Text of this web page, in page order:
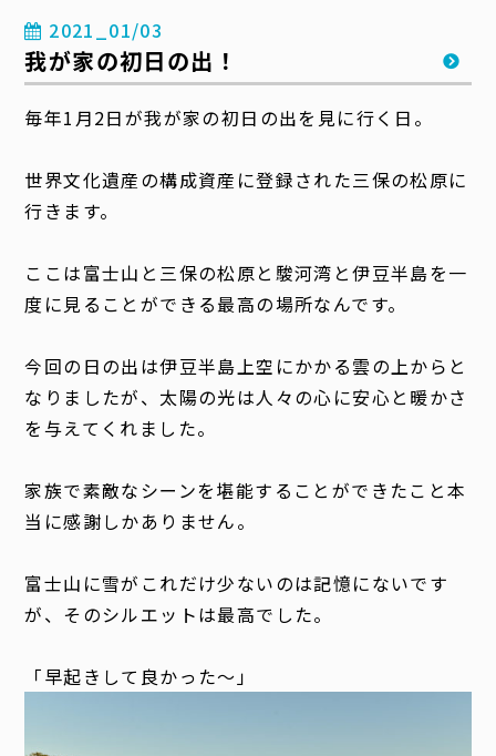
2021_01/03
我が家の初日の出！
毎年1月2日が我が家の初日の出を見に行く日。
世界文化遺産の構成資産に登録された三保の松原に
行きます。
ここは富士山と三保の松原と駿河湾と伊豆半島を一
度に見ることができる最高の場所なんです。
今回の日の出は伊豆半島上空にかかる雲の上からと
なりましたが、太陽の光は人々の心に安心と暖かさ
を与えてくれました。
家族で素敵なシーンを堪能することができたこと本
当に感謝しかありません。
富士山に雪がこれだけ少ないのは記憶にないです
が、そのシルエットは最高でした。
「早起きして良かった～」